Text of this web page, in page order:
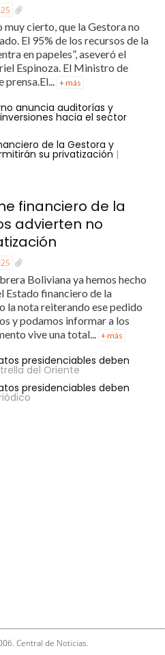
muy cierto, que la Gestora no
El 95% de los recursos de la
en papeles”, aseveró el
Espinoza. El Ministro de
prensa.El... + más
anuncia auditorías y
hacia el sector
de la Gestora y
su privatización |
financiero de la
advierten no
Boliviana ya hemos hecho
Estado financiero de la
la nota reiterando ese pedido
y podamos informar a los
vive una total... + más
presidenciables deben
del Oriente
presidenciables deben
Central de Noticias.